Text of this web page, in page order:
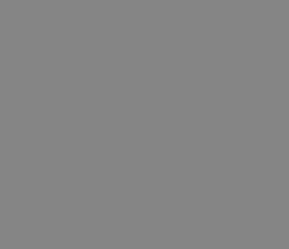
Лаб», УНП 191700409